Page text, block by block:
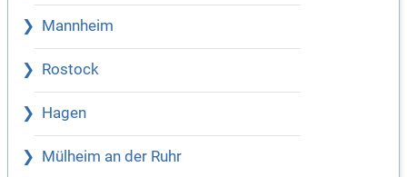
Mannheim
Rostock
Hagen
Mülheim an der Ruhr